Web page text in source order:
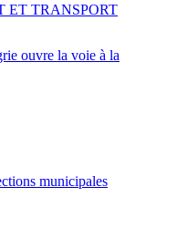
ouvre la voie à la
ET TRANSPORT
municipales